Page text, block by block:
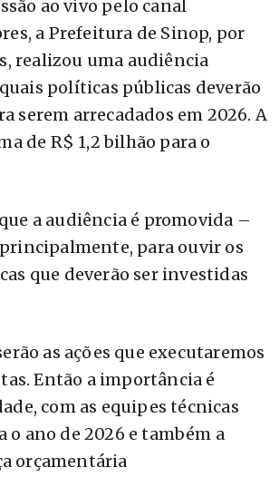
ao vivo pelo canal
a Prefeitura de Sinop, por
realizou uma audiência
políticas públicas deverão
serem arrecadados em 2026. A
de R$ 1,2 bilhão para o
a audiência é promovida –
para ouvir os
que deverão ser investidas
as ações que executaremos
Então a importância é
com as equipes técnicas
o ano de 2026 e também a
orçamentária